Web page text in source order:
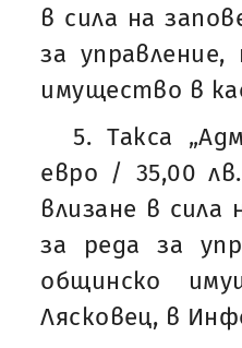
в сила на
за
имущество в
5. Такса
евро / 35,00
влизане в сила
за реда за
общинско
Лясковец, в